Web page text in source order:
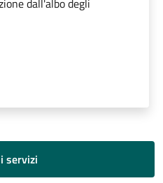
dall'albo degli
servizi